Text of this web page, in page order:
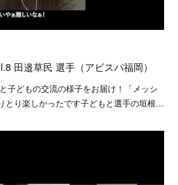
田邉草民 選手（アビスパ福岡）
子どもの交流の様子をお届け！「メッシ
とり楽しかったです子どもと選手の垣根…